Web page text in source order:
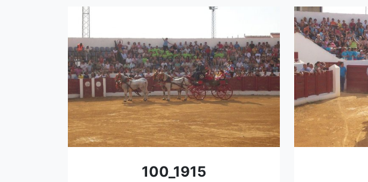
100_1915